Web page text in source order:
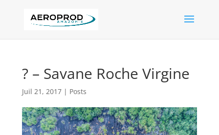
? – Savane Roche Virgine
Juil 21, 2017| Posts